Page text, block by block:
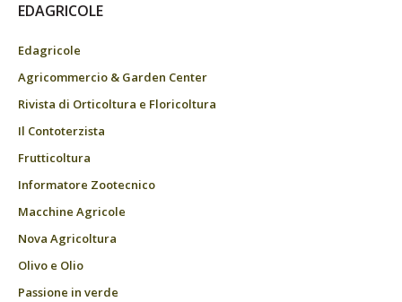
EDAGRICOLE
Edagricole
Agricommercio & Garden Center
Rivista di Orticoltura e Floricoltura
Il Contoterzista
Frutticoltura
Informatore Zootecnico
Macchine Agricole
Nova Agricoltura
Olivo e Olio
Passione in verde